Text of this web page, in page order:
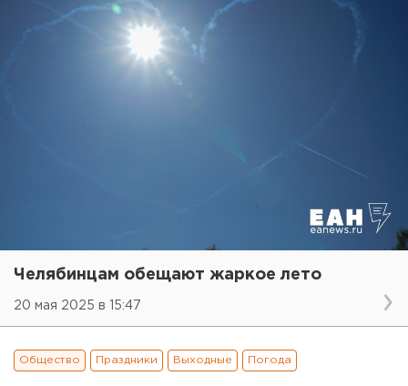
Челябинцам обещают жаркое лето
20 мая 2025 в 15:47
Общество Праздники Выходные Погода